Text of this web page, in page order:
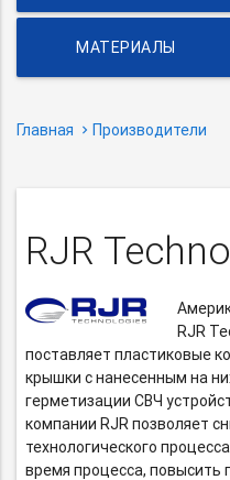
МАТЕРИАЛЫ
Главная Производители
RJR
RJR
поставляет пластиковые
крышки с нанесенным на
герметизации СВЧ
компании RJR позволяет
технологического
время процесса, повысить